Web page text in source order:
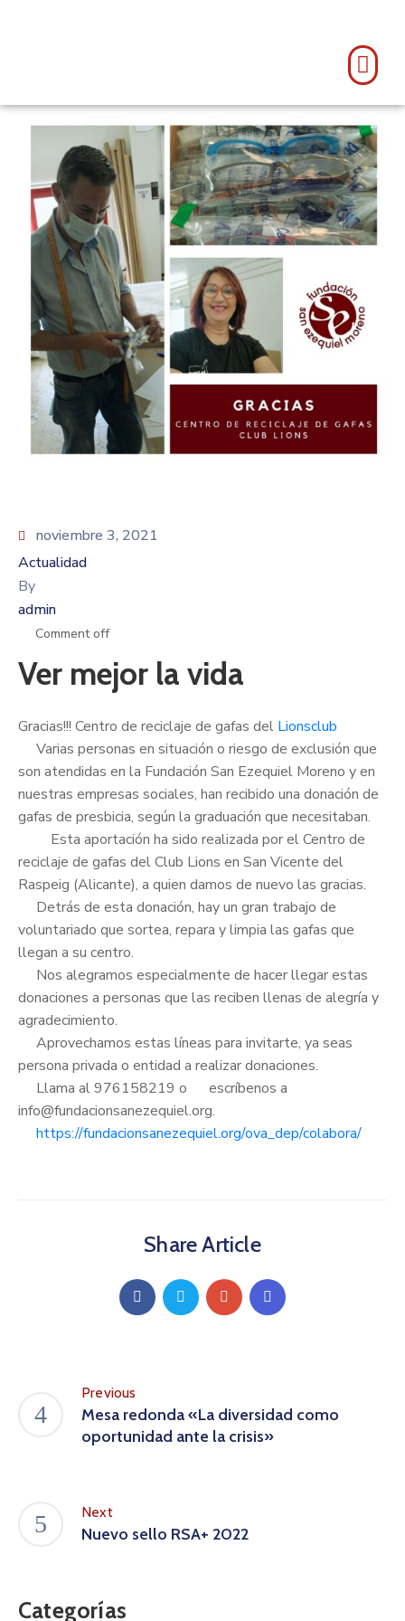
noviembre 3, 2021
Actualidad
By
admin
Comment off
Ver mejor la vida
Gracias!!! Centro de reciclaje de gafas del Lionsclub
Varias personas en situación o riesgo de exclusión que
son atendidas en la Fundación San Ezequiel Moreno y en
nuestras empresas sociales, han recibido una donación de
gafas de presbicia, según la graduación que necesitaban.
Esta aportación ha sido realizada por el Centro de
reciclaje de gafas del Club Lions en San Vicente del
Raspeig (Alicante), a quien damos de nuevo las gracias.
Detrás de esta donación, hay un gran trabajo de
voluntariado que sortea, repara y limpia las gafas que
llegan a su centro.
Nos alegramos especialmente de hacer llegar estas
donaciones a personas que las reciben llenas de alegría y
agradecimiento.
Aprovechamos estas líneas para invitarte, ya seas
persona privada o entidad a realizar donaciones.
Llama al 976158219 o
escríbenos a
info@fundacionsanezequiel.org.
https://fundacionsanezequiel.org/ova_dep/colabora/
Share Article
Previous
Mesa redonda «La diversidad como
oportunidad ante la crisis»
Next
Nuevo sello RSA+ 2022
Categorías